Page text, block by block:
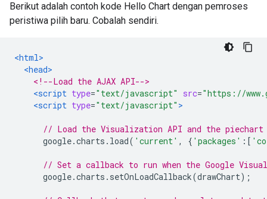
Berikut adalah contoh kode Hello Chart dengan pemroses
peristiwa pilih baru. Cobalah sendiri.
<html>
<head>
<!--Load the AJAX API-->
<script type="text/javascript" src="https://
<script type="text/javascript" >
// Load the Visualization API and the piechart
google.charts . load( 'current' , { 'packages' :[
// Set a callback to run when the Google
google.charts . setOnLoadCallback(drawChart);